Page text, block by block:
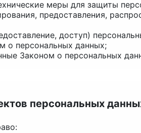
меры для защиты
предоставления,
доступ)
о персональных данных;
Законом о персональных
персональных